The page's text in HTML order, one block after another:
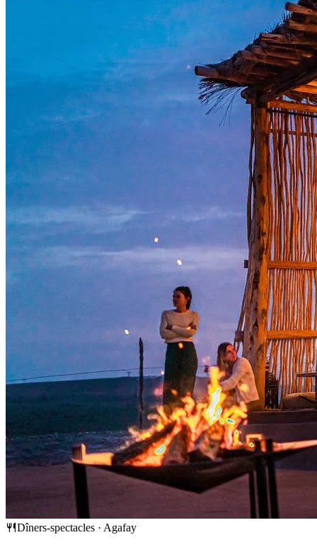
Dîners-spectacles · Agafay